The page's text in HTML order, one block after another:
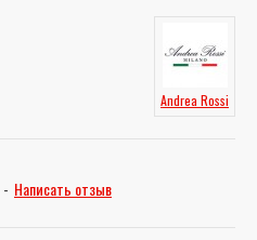
Andrea Rossi
- Написать отзыв